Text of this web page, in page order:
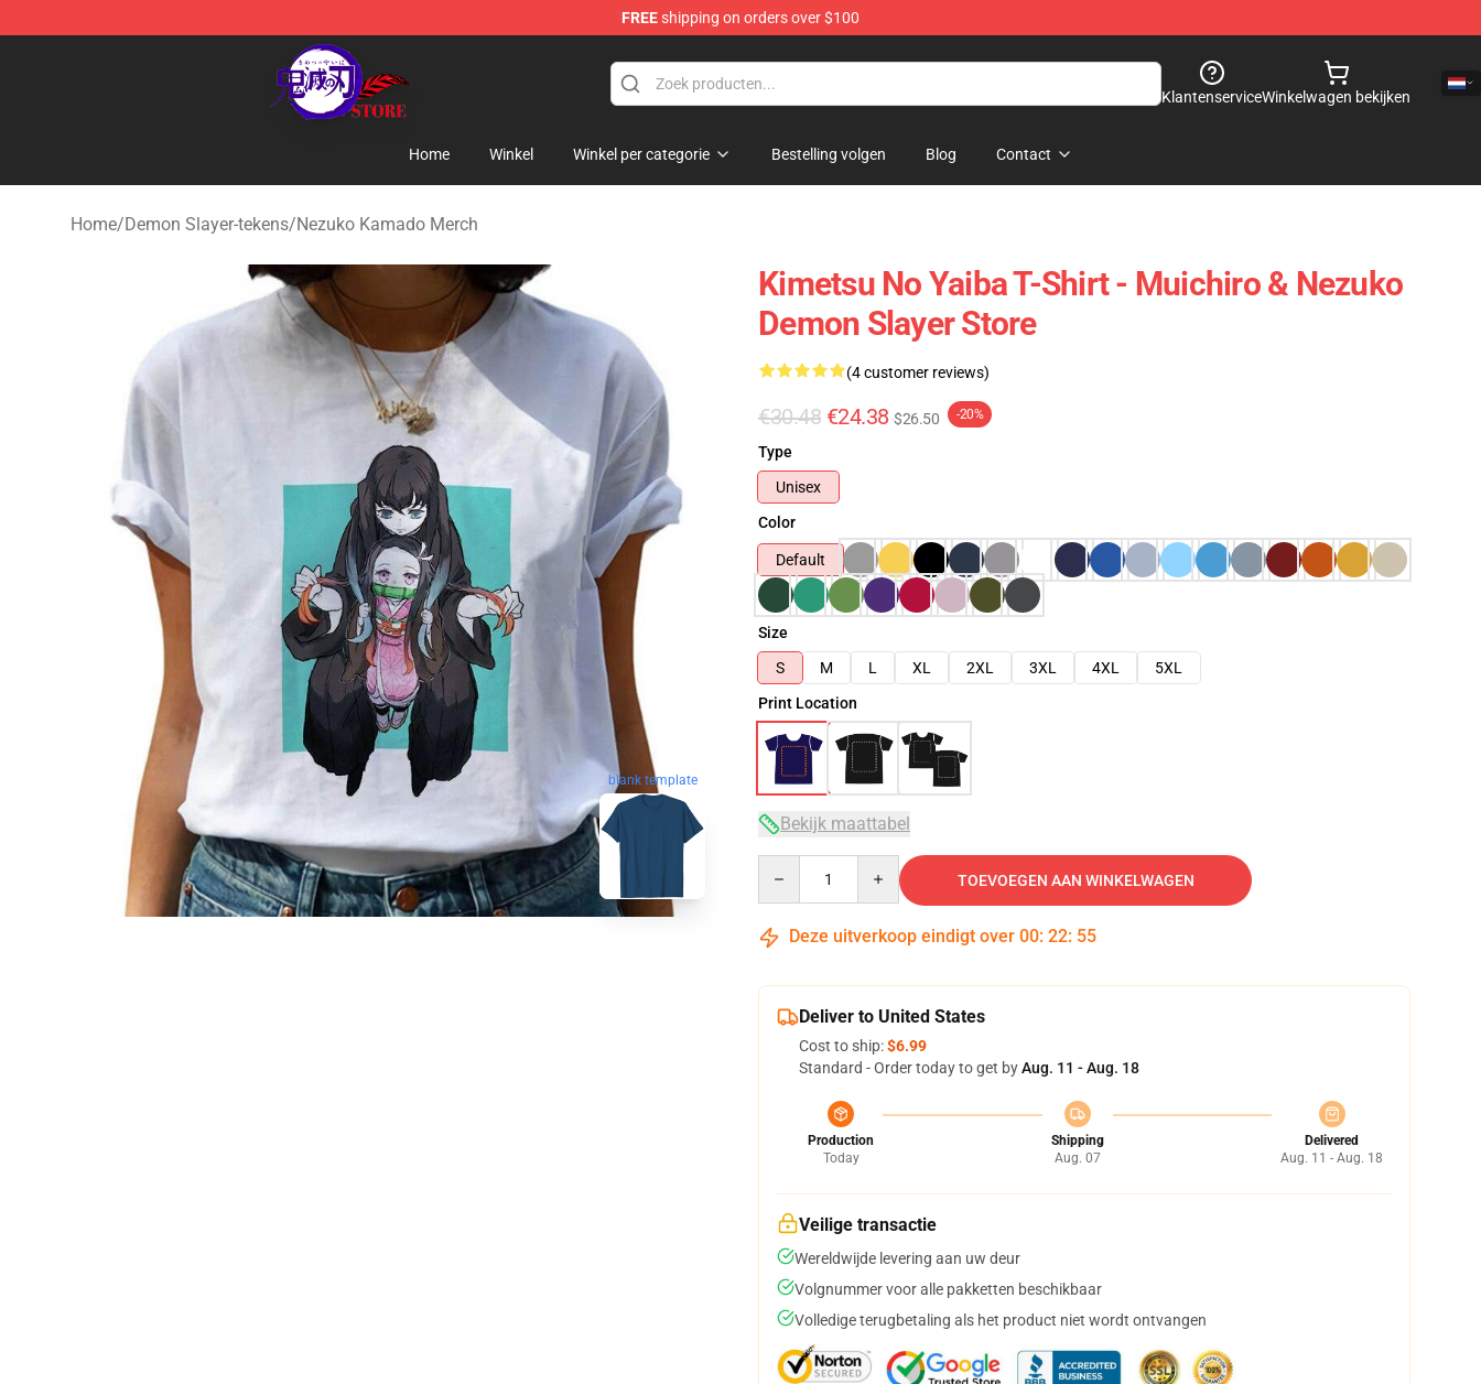
FREEshipping on orders over $100
Kimetsu no Yaiba Store - Official Kimetsu no Yaiba Merchandise Shop
KlantenserviceWinkelwagen bekijken
Home Winkel Winkel per categorie Bestelling volgen Blog Contact
Home/Demon Slayer-tekens/Nezuko Kamado Merch
blank template
Kimetsu No Yaiba T-Shirt - Muichiro & Nezuko
Demon Slayer Store
(4 customer reviews)
€30.48 €24.38 $26.50 -20%
Type
Unisex
Color
Default
Size
S
M L XL 2XL 3XL 4XL
5XL
Print Location
Bekijk maattabel
TOEVOEGEN AAN WINKELWAGEN
Deze uitverkoop eindigt over 00: 22: 54
Deliver to United States
Cost to ship:$6.99
Standard - Order today to get byAug. 11 - Aug. 18
Production
Today
Shipping
Aug. 07
Delivered
Aug. 11 - Aug. 18
Veilige transactie
Wereldwijde levering aan uw deur
Volgnummer voor alle pakketten beschikbaar
Volledige terugbetaling als het product niet wordt ontvangen